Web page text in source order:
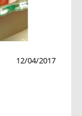
12/04/2017